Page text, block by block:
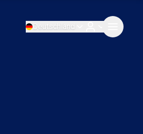
Deutschland